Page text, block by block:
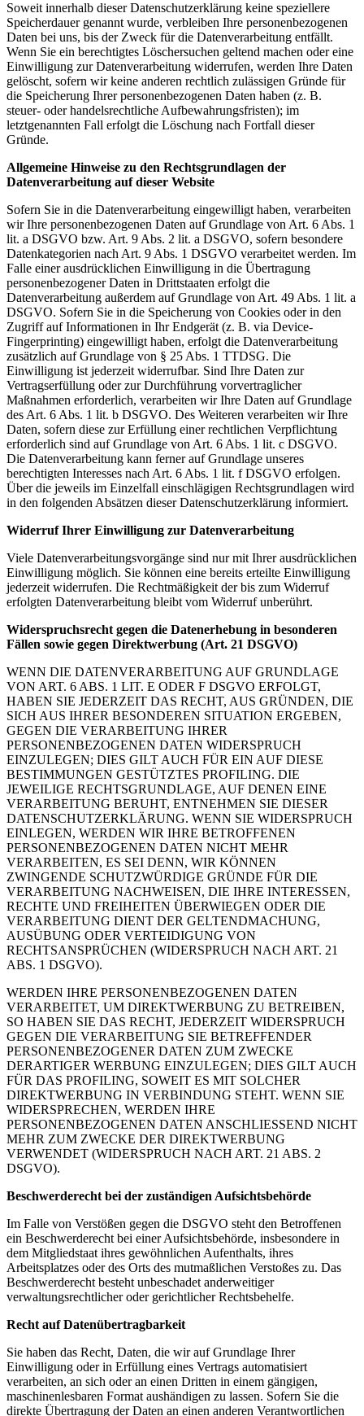
Soweit innerhalb dieser Datenschutzerklärung keine speziellere
Speicherdauer genannt wurde, verbleiben Ihre personenbezogenen
Daten bei uns, bis der Zweck für die Datenverarbeitung entfällt.
Wenn Sie ein berechtigtes Löschersuchen geltend machen oder eine
Einwilligung zur Datenverarbeitung widerrufen, werden Ihre Daten
gelöscht, sofern wir keine anderen rechtlich zulässigen Gründe für
die Speicherung Ihrer personenbezogenen Daten haben (z. B.
steuer- oder handelsrechtliche Aufbewahrungsfristen); im
letztgenannten Fall erfolgt die Löschung nach Fortfall dieser
Gründe.
Allgemeine Hinweise zu den Rechtsgrundlagen der
Datenverarbeitung auf dieser Website
Sofern Sie in die Datenverarbeitung eingewilligt haben, verarbeiten
wir Ihre personenbezogenen Daten auf Grundlage von Art. 6 Abs. 1
lit. a DSGVO bzw. Art. 9 Abs. 2 lit. a DSGVO, sofern besondere
Datenkategorien nach Art. 9 Abs. 1 DSGVO verarbeitet werden. Im
Falle einer ausdrücklichen Einwilligung in die Übertragung
personenbezogener Daten in Drittstaaten erfolgt die
Datenverarbeitung außerdem auf Grundlage von Art. 49 Abs. 1 lit. a
DSGVO. Sofern Sie in die Speicherung von Cookies oder in den
Zugriff auf Informationen in Ihr Endgerät (z. B. via Device-
Fingerprinting) eingewilligt haben, erfolgt die Datenverarbeitung
zusätzlich auf Grundlage von § 25 Abs. 1 TTDSG. Die
Einwilligung ist jederzeit widerrufbar. Sind Ihre Daten zur
Vertragserfüllung oder zur Durchführung vorvertraglicher
Maßnahmen erforderlich, verarbeiten wir Ihre Daten auf Grundlage
des Art. 6 Abs. 1 lit. b DSGVO. Des Weiteren verarbeiten wir Ihre
Daten, sofern diese zur Erfüllung einer rechtlichen Verpflichtung
erforderlich sind auf Grundlage von Art. 6 Abs. 1 lit. c DSGVO.
Die Datenverarbeitung kann ferner auf Grundlage unseres
berechtigten Interesses nach Art. 6 Abs. 1 lit. f DSGVO erfolgen.
Über die jeweils im Einzelfall einschlägigen Rechtsgrundlagen wird
in den folgenden Absätzen dieser Datenschutzerklärung informiert.
Widerruf Ihrer Einwilligung zur Datenverarbeitung
Viele Datenverarbeitungsvorgänge sind nur mit Ihrer ausdrücklichen
Einwilligung möglich. Sie können eine bereits erteilte Einwilligung
jederzeit widerrufen. Die Rechtmäßigkeit der bis zum Widerruf
erfolgten Datenverarbeitung bleibt vom Widerruf unberührt.
Widerspruchsrecht gegen die Datenerhebung in besonderen
Fällen sowie gegen Direktwerbung (Art. 21 DSGVO)
WENN DIE DATENVERARBEITUNG AUF GRUNDLAGE
VON ART. 6 ABS. 1 LIT. E ODER F DSGVO ERFOLGT,
HABEN SIE JEDERZEIT DAS RECHT, AUS GRÜNDEN, DIE
SICH AUS IHRER BESONDEREN SITUATION ERGEBEN,
GEGEN DIE VERARBEITUNG IHRER
PERSONENBEZOGENEN DATEN WIDERSPRUCH
EINZULEGEN; DIES GILT AUCH FÜR EIN AUF DIESE
BESTIMMUNGEN GESTÜTZTES PROFILING. DIE
JEWEILIGE RECHTSGRUNDLAGE, AUF DENEN EINE
VERARBEITUNG BERUHT, ENTNEHMEN SIE DIESER
DATENSCHUTZERKLÄRUNG. WENN SIE WIDERSPRUCH
EINLEGEN, WERDEN WIR IHRE BETROFFENEN
PERSONENBEZOGENEN DATEN NICHT MEHR
VERARBEITEN, ES SEI DENN, WIR KÖNNEN
ZWINGENDE SCHUTZWÜRDIGE GRÜNDE FÜR DIE
VERARBEITUNG NACHWEISEN, DIE IHRE INTERESSEN,
RECHTE UND FREIHEITEN ÜBERWIEGEN ODER DIE
VERARBEITUNG DIENT DER GELTENDMACHUNG,
AUSÜBUNG ODER VERTEIDIGUNG VON
RECHTSANSPRÜCHEN (WIDERSPRUCH NACH ART. 21
ABS. 1 DSGVO).
WERDEN IHRE PERSONENBEZOGENEN DATEN
VERARBEITET, UM DIREKTWERBUNG ZU BETREIBEN,
SO HABEN SIE DAS RECHT, JEDERZEIT WIDERSPRUCH
GEGEN DIE VERARBEITUNG SIE BETREFFENDER
PERSONENBEZOGENER DATEN ZUM ZWECKE
DERARTIGER WERBUNG EINZULEGEN; DIES GILT AUCH
FÜR DAS PROFILING, SOWEIT ES MIT SOLCHER
DIREKTWERBUNG IN VERBINDUNG STEHT. WENN SIE
WIDERSPRECHEN, WERDEN IHRE
PERSONENBEZOGENEN DATEN ANSCHLIESSEND NICHT
MEHR ZUM ZWECKE DER DIREKTWERBUNG
VERWENDET (WIDERSPRUCH NACH ART. 21 ABS. 2
DSGVO).
Beschwerde­recht bei der zuständigen Aufsichts­behörde
Im Falle von Verstößen gegen die DSGVO steht den Betroffenen
ein Beschwerderecht bei einer Aufsichtsbehörde, insbesondere in
dem Mitgliedstaat ihres gewöhnlichen Aufenthalts, ihres
Arbeitsplatzes oder des Orts des mutmaßlichen Verstoßes zu. Das
Beschwerderecht besteht unbeschadet anderweitiger
verwaltungsrechtlicher oder gerichtlicher Rechtsbehelfe.
Recht auf Daten­übertrag­barkeit
Sie haben das Recht, Daten, die wir auf Grundlage Ihrer
Einwilligung oder in Erfüllung eines Vertrags automatisiert
verarbeiten, an sich oder an einen Dritten in einem gängigen,
maschinenlesbaren Format aushändigen zu lassen. Sofern Sie die
direkte Übertragung der Daten an einen anderen Verantwortlichen